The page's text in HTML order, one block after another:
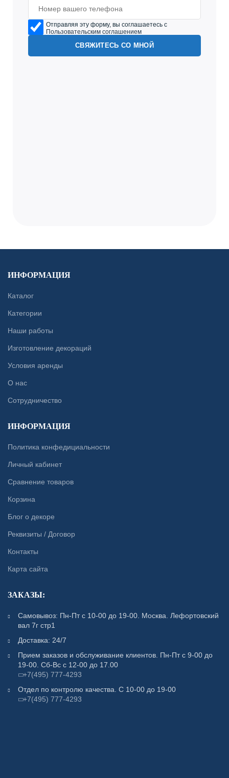
Отправляя эту форму, вы соглашаетесь с
Пользовательским соглашением
ИНФОРМАЦИЯ
Каталог
Категории
Наши работы
Изготовление декораций
Условия аренды
О нас
Сотрудничество
ИНФОРМАЦИЯ
Политика конфедициальности
Личный кабинет
Сравнение товаров
Корзина
Блог о декоре
Реквизиты / Договор
Контакты
Карта сайта
ЗАКАЗЫ:
Самовывоз: Пн-Пт с 10-00 до 19-00. Москва. Лефортовский
вал 7г стр1
Доставка: 24/7
Прием заказов и обслуживание клиентов. Пн-Пт с 9-00 до
19-00. Сб-Вс с 12-00 до 17.00
+7(495) 777-4293
Отдел по контролю качества. С 10-00 до 19-00
+7(495) 777-4293